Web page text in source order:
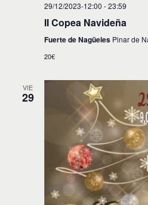
29/12/2023-12:00 -23:59
II Copea Navideña
Fuerte de Nagüeles Pinar de
20€
VIE
29